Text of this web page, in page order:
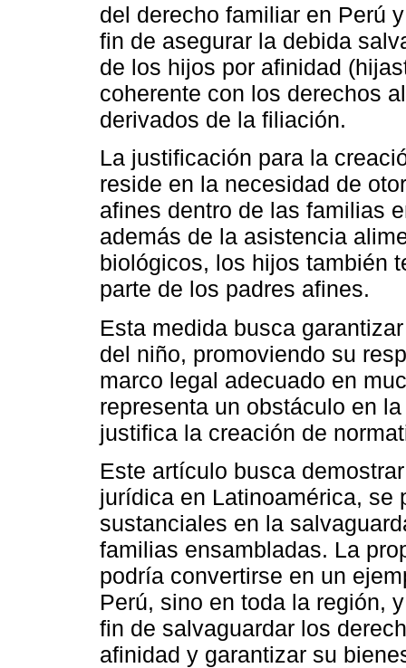
del derecho familiar en Perú
fin de asegurar la debida
de los hijos por afinidad
coherente con los derechos
derivados de la filiación.
La justificación para la
reside en la necesidad de
afines dentro de las familias
además de la asistencia
biológicos, los hijos también
parte de los padres afines.
Esta medida busca
del niño, promoviendo su
marco legal adecuado en
representa un obstáculo en
justifica la creación de
Este artículo busca
jurídica en Latinoamérica, se
sustanciales en la
familias ensambladas. La
podría convertirse en un
Perú, sino en toda la región,
fin de salvaguardar los
afinidad y garantizar su